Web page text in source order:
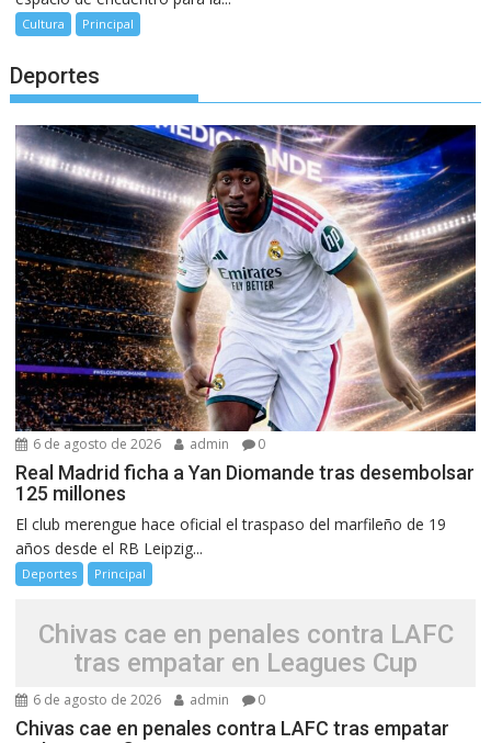
Cultura Principal
Deportes
6 de agosto de 2026 admin 0
Real Madrid ficha a Yan Diomande tras desembolsar
125 millones
El club merengue hace oficial el traspaso del marfileño de 19
años desde el RB Leipzig...
Deportes Principal
Chivas cae en penales contra LAFC
tras empatar en Leagues Cup
6 de agosto de 2026 admin 0
Chivas cae en penales contra LAFC tras empatar